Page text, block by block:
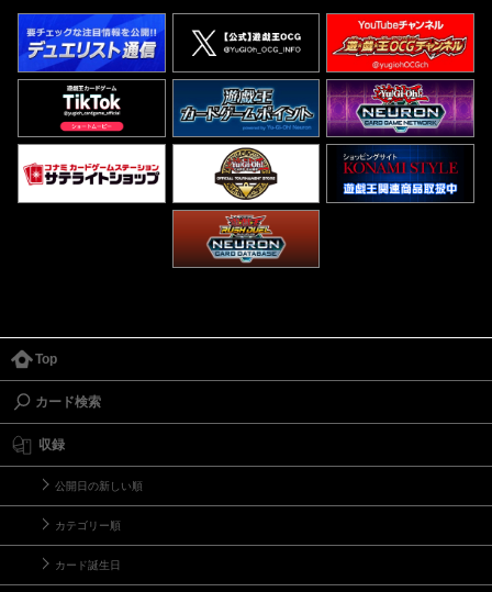
Top
カード検索
収録
公開日の新しい順
カテゴリー順
カード誕生日